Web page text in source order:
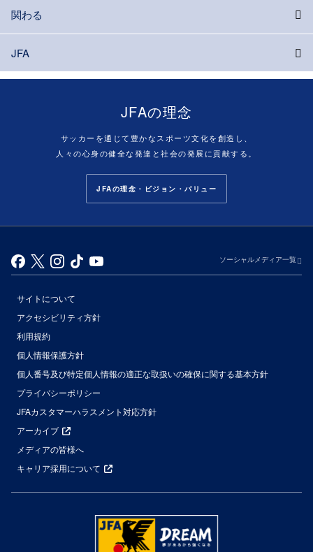
関わる
JFA
JFAの理念
サッカーを通じて豊かなスポーツ文化を創造し、
人々の心身の健全な発達と社会の発展に貢献する。
JFAの理念・ビジョン・バリュー
ソーシャルメディア一覧
サイトについて
アクセシビリティ方針
利用規約
個人情報保護方針
個人番号及び特定個人情報の適正な取扱いの確保に関する基本方針
プライバシーポリシー
JFAカスタマーハラスメント対応方針
アーカイブ
メディアの皆様へ
キャリア採用について